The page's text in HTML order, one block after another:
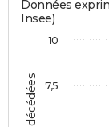
Données
Insee)
10
7,5